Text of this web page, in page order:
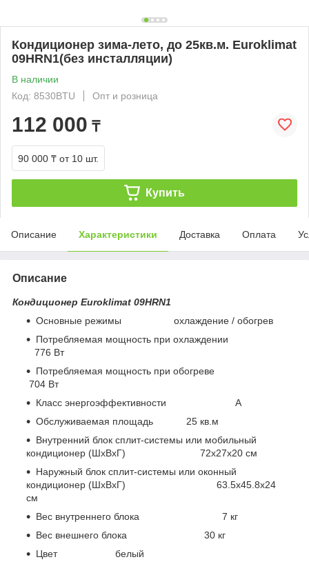
Кондиционер зима-лето, до 25кв.м. Euroklimat
09HRN1(без инсталляции)
В наличии
Код: 8530BTU
Опт и розница
112 000 ₸
90 000 ₸ от 10 шт.
Купить
Описание Характеристики Доставка Оплата
Описание
Кондиционер Euroklimat 09HRN1
Основные режимы охлаждение / обогрев
Потребляемая мощность при охлаждении
776 Вт
Потребляемая мощность при обогреве
704 Вт
Класс энергоэффективности A
Обслуживаемая площадь 25 кв.м
Внутренний блок сплит-системы или мобильный
кондиционер (ШxВxГ) 72х27х20 см
Наружный блок сплит-системы или оконный
кондиционер (ШxВxГ) 63.5х45.8х24
см
Вес внутреннего блока 7 кг
Вес внешнего блока 30 кг
Цвет белый